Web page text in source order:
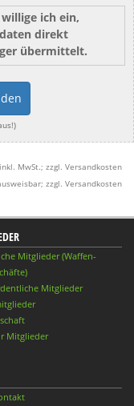
ich ein,
direkt
übermittelt.
inkl. MwSt.; zzgl. Versandkosten
zzgl. Versandkosten
Mitglieder (Waffen-
Mitglieder
Mitglieder